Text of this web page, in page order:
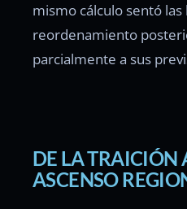
mismo cálculo sentó las
reordenamiento
parcialmente a sus
DE LA TRAICIÓN
ASCENSO